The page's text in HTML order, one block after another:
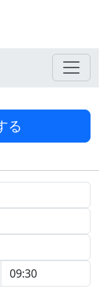
09:30